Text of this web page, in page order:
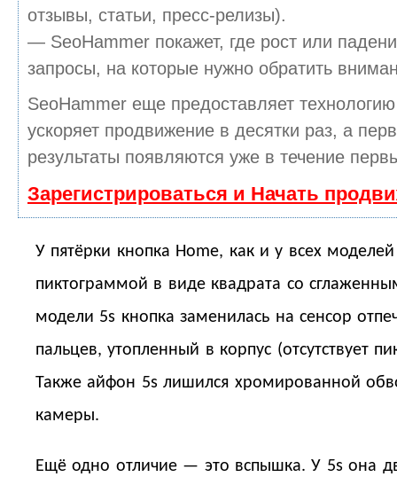
отзывы, статьи, пресс-релизы).
— SeoHammer покажет, где рост или
запросы, на которые нужно обратить
SeoHammer еще предоставляет
ускоряет продвижение в десятки раз, а
результаты появляются уже в течение
Зарегистрироваться и Начать
У пятёрки кнопка Home, как и у всех моделей
пиктограммой в виде квадрата со
модели 5s кнопка заменилась на сенсор
пальцев, утопленный в корпус (отсутствует
Также айфон 5s лишился хромированной
камеры.
Ещё одно отличие — это вспышка. У 5s она